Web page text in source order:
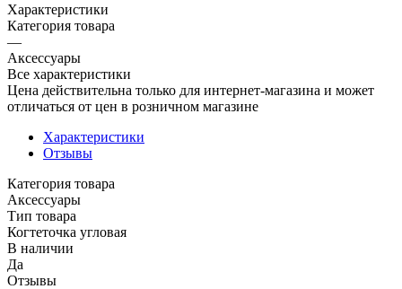
Характеристики
Категория товара
—
Аксессуары
Все характеристики
Цена действительна только для интернет-магазина и может
отличаться от цен в розничном магазине
Характеристики
Отзывы
Категория товара
Аксессуары
Тип товара
Когтеточка угловая
В наличии
Да
Отзывы